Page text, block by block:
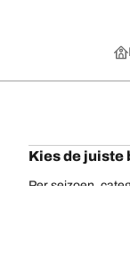
Kies de juiste
Per seizoen,